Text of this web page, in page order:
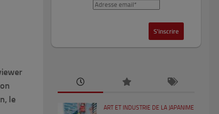
le
ART ET INDUSTRIE DE LA JAPANIME